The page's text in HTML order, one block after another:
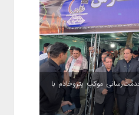
موکب پتروخادم با